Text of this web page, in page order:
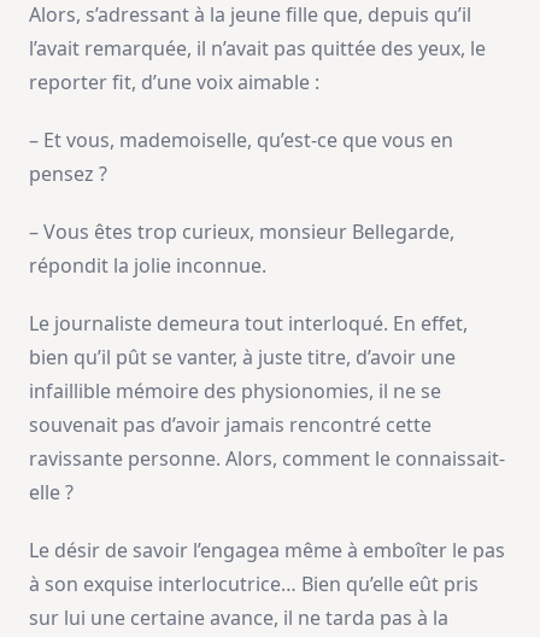
Alors, s’adressant à la jeune fille que, depuis qu’il
l’avait remarquée, il n’avait pas quittée des yeux, le
reporter fit, d’une voix aimable :
– Et vous, mademoiselle, qu’est-ce que vous en
pensez ?
– Vous êtes trop curieux, monsieur Bellegarde,
répondit la jolie inconnue.
Le journaliste demeura tout interloqué. En effet,
bien qu’il pût se vanter, à juste titre, d’avoir une
infaillible mémoire des physionomies, il ne se
souvenait pas d’avoir jamais rencontré cette
ravissante personne. Alors, comment le connaissait-
elle ?
Le désir de savoir l’engagea même à emboîter le pas
à son exquise interlocutrice… Bien qu’elle eût pris
sur lui une certaine avance, il ne tarda pas à la